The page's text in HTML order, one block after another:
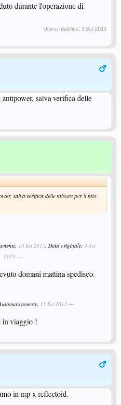
durante l'operazione di
Ultima modifica: 9 Set 2013
salva verifica delle
salva verifica delle misure per il mio
10 Set 2013, Data originale: 9 Set
2013 ---
domani mattina spedisco.
11 Set 2013 ---
in viaggio !
in mp x reflectoid.